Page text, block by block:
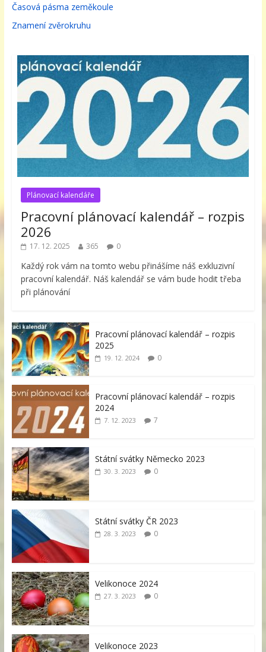
Časová pásma zeměkoule
Znamení zvěrokruhu
Plánovací kalendáře
Pracovní plánovací kalendář – rozpis
2026
17. 12. 2025 365 0
Každý rok vám na tomto webu přinášíme náš exkluzivní
pracovní kalendář. Náš kalendář se vám bude hodit třeba
při plánování
Pracovní plánovací kalendář – rozpis
2025
19. 12. 2024 0
Pracovní plánovací kalendář – rozpis
2024
7. 12. 2023 7
Státní svátky Německo 2023
30. 3. 2023 0
Státní svátky ČR 2023
28. 3. 2023 0
Velikonoce 2024
27. 3. 2023 0
Velikonoce 2023